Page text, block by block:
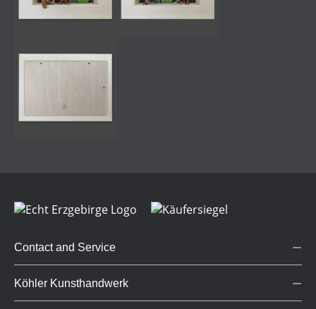
Contact and Service
Köhler Kunsthandwerk